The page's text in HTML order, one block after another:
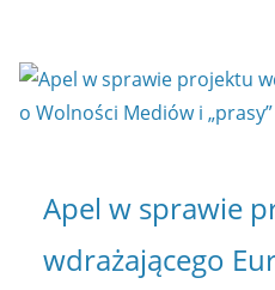
Apel w sprawie
wdrażającego